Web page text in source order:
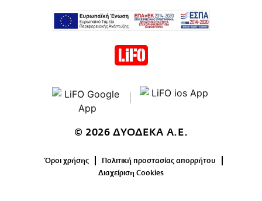
© 2026 ΔΥΟΔΕΚΑ Α.Ε.
Όροι χρήσης
Πολιτική προστασίας απορρήτου
Διαχείριση Cookies